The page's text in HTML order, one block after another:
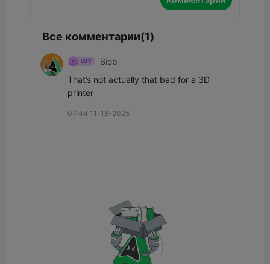
Все комментарии(1)
Biob
That’s not actually that bad for a 3D
printer
07:44 11-18-2025